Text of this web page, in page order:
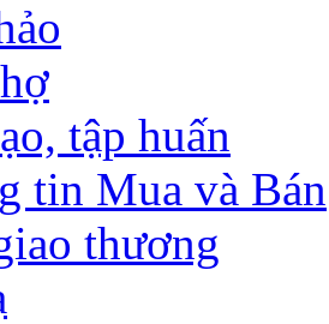
tập huấn
tin Mua và Bán
thương